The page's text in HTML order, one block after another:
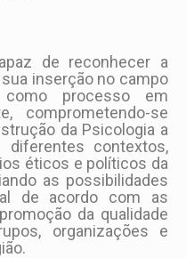
de reconhecer a
inserção no campo
processo em
comprometendo-se
da Psicologia a
contextos,
éticos e políticos da
as possibilidades
de acordo com as
da qualidade
organizações e